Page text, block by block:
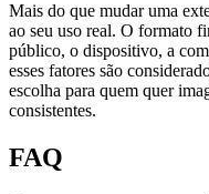
Mais do que mudar uma
ao seu uso real. O formato
público, o dispositivo, a
esses fatores são
escolha para quem quer
consistentes.
FAQ